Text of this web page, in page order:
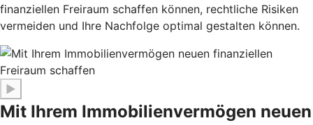
finanziellen Freiraum schaffen können, rechtliche Risiken
vermeiden und Ihre Nachfolge optimal gestalten können.
▶
Mit Ihrem Immobilienvermögen neuen